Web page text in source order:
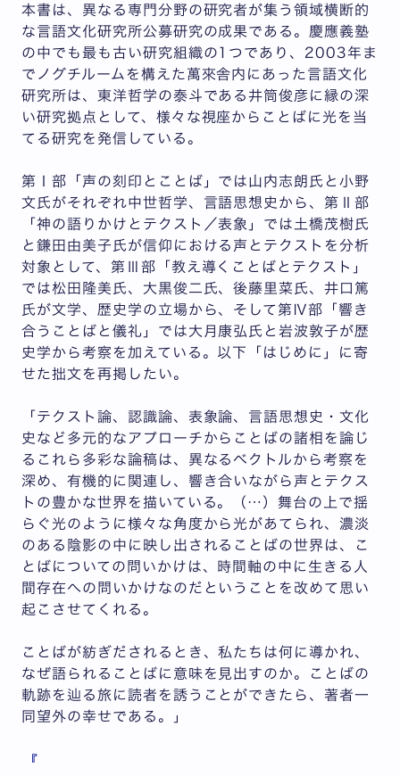
本書は、異なる専門分野の研究者が集う領域横断的
な言語文化研究所公募研究の成果である。慶應義塾
の中でも最も古い研究組織の1つであり、2003年ま
でノグチルームを構えた萬來舎内にあった言語文化
研究所は、東洋哲学の泰斗である井筒俊彦に縁の深
い研究拠点として、様々な視座からことばに光を当
てる研究を発信している。
第Ⅰ部「声の刻印とことば」では山内志朗氏と小野
文氏がそれぞれ中世哲学、言語思想史から、第Ⅱ部
「神の語りかけとテクスト／表象」では土橋茂樹氏
と鎌田由美子氏が信仰における声とテクストを分析
対象として、第Ⅲ部「教え導くことばとテクスト」
では松田隆美氏、大黒俊二氏、後藤里菜氏、井口篤
氏が文学、歴史学の立場から、そして第Ⅳ部「響き
合うことばと儀礼」では大月康弘氏と岩波敦子が歴
史学から考察を加えている。以下「はじめに」に寄
せた拙文を再掲したい。
「テクスト論、認識論、表象論、言語思想史・文化
史など多元的なアプローチからことばの諸相を論じ
るこれら多彩な論稿は、異なるベクトルから考察を
深め、有機的に関連し、響き合いながら声とテクス
トの豊かな世界を描いている。（…）舞台の上で揺
らぐ光のように様々な角度から光があてられ、濃淡
のある陰影の中に映し出されることばの世界は、こ
とばについての問いかけは、時間軸の中に生きる人
間存在への問いかけなのだということを改めて思い
起こさせてくれる。
ことばが紡ぎだされるとき、私たちは何に導かれ、
なぜ語られることばに意味を見出すのか。ことばの
軌跡を辿る旅に読者を誘うことができたら、著者一
同望外の幸せである。」
『